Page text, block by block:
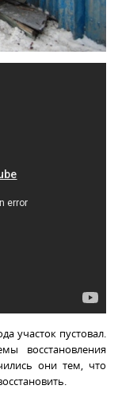
участок пустовал.
восстановления
они тем, что